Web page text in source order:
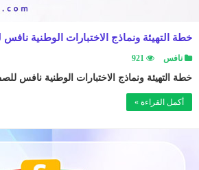
خطة التهيئة ونماذج الاختبارات الوطنية
نافس 921
خطة التهيئة ونماذج الاختبارات الوطنية نافس
أكمل القراءة »